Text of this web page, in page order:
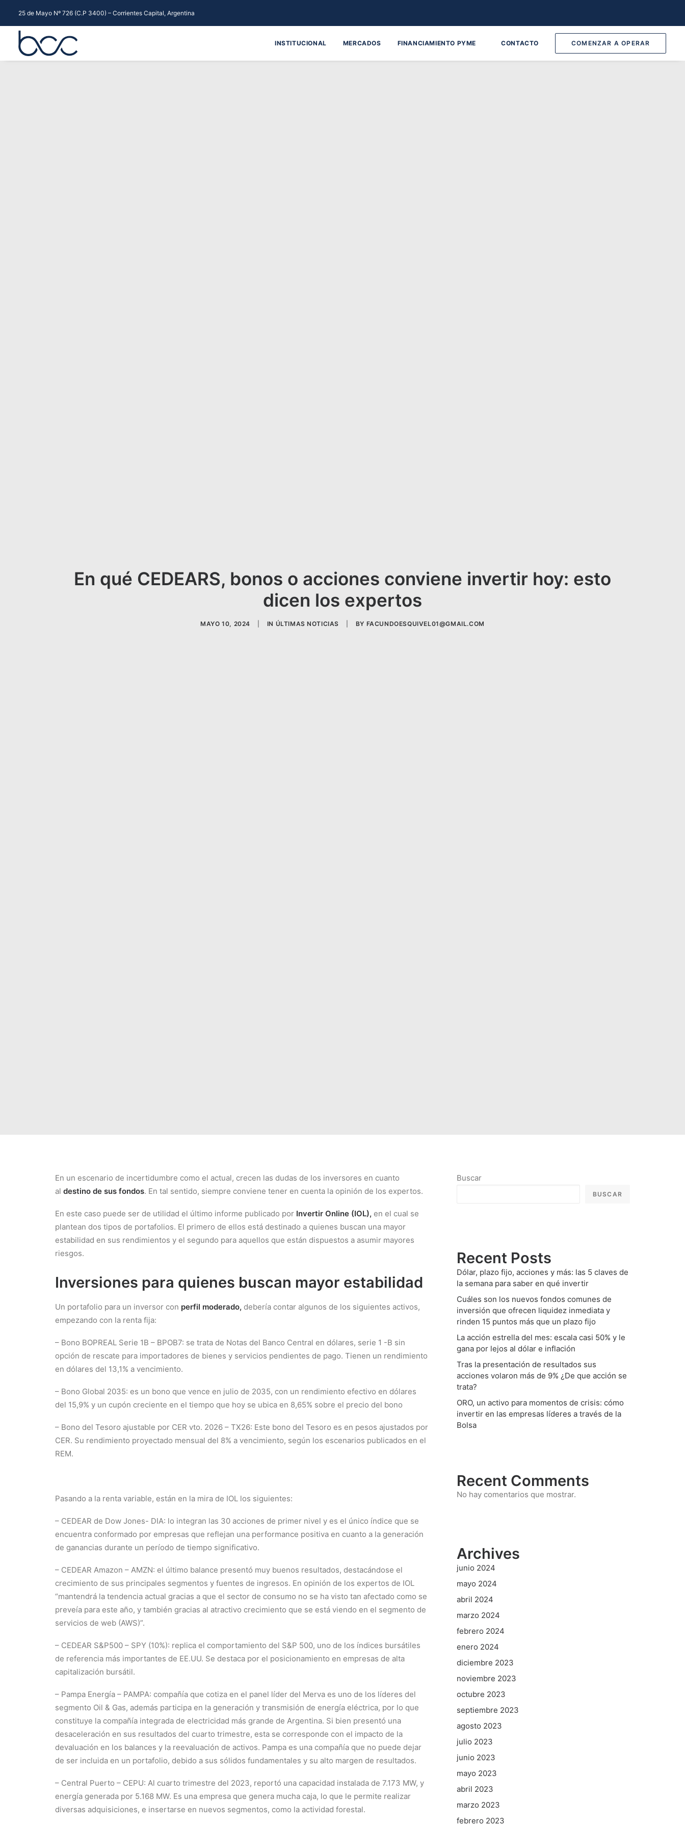
25 de Mayo Nº 726 (C.P 3400) – Corrientes Capital, Argentina
INSTITUCIONAL MERCADOS FINANCIAMIENTO PYME CONTACTO COMENZAR A OPERAR
En qué CEDEARS, bonos o acciones conviene invertir hoy: esto
dicen los expertos
MAYO 10, 2024 IN ÚLTIMAS NOTICIAS BY FACUNDOESQUIVEL01@GMAIL.COM
En un escenario de incertidumbre como el actual, crecen las dudas de los inversores en cuanto
al destino de sus fondos. En tal sentido, siempre conviene tener en cuenta la opinión de los expertos.
En este caso puede ser de utilidad el último informe publicado por Invertir Online (IOL), en el cual se
plantean dos tipos de portafolios. El primero de ellos está destinado a quienes buscan una mayor
estabilidad en sus rendimientos y el segundo para aquellos que están dispuestos a asumir mayores
riesgos.
Inversiones para quienes buscan mayor estabilidad
Un portafolio para un inversor con perfil moderado, debería contar algunos de los siguientes activos,
empezando con la renta fija:
– Bono BOPREAL Serie 1B – BPOB7: se trata de Notas del Banco Central en dólares, serie 1 -B sin
opción de rescate para importadores de bienes y servicios pendientes de pago. Tienen un rendimiento
en dólares del 13,1% a vencimiento.
– Bono Global 2035: es un bono que vence en julio de 2035, con un rendimiento efectivo en dólares
del 15,9% y un cupón creciente en el tiempo que hoy se ubica en 8,65% sobre el precio del bono
– Bono del Tesoro ajustable por CER vto. 2026 – TX26: Este bono del Tesoro es en pesos ajustados por
CER. Su rendimiento proyectado mensual del 8% a vencimiento, según los escenarios publicados en el
REM.
Pasando a la renta variable, están en la mira de IOL los siguientes:
– CEDEAR de Dow Jones- DIA: lo integran las 30 acciones de primer nivel y es el único índice que se
encuentra conformado por empresas que reflejan una performance positiva en cuanto a la generación
de ganancias durante un período de tiempo significativo.
– CEDEAR Amazon – AMZN: el último balance presentó muy buenos resultados, destacándose el
crecimiento de sus principales segmentos y fuentes de ingresos. En opinión de los expertos de IOL
“mantendrá la tendencia actual gracias a que el sector de consumo no se ha visto tan afectado como se
preveía para este año, y también gracias al atractivo crecimiento que se está viendo en el segmento de
servicios de web (AWS)”.
– CEDEAR S&P500 – SPY (10%): replica el comportamiento del S&P 500, uno de los índices bursátiles
de referencia más importantes de EE.UU. Se destaca por el posicionamiento en empresas de alta
capitalización bursátil.
– Pampa Energía – PAMPA: compañía que cotiza en el panel líder del Merva es uno de los líderes del
segmento Oil & Gas, además participa en la generación y transmisión de energía eléctrica, por lo que
constituye la compañía integrada de electricidad más grande de Argentina. Si bien presentó una
desaceleración en sus resultados del cuarto trimestre, esta se corresponde con el impacto de la
devaluación en los balances y la reevaluación de activos. Pampa es una compañía que no puede dejar
de ser incluida en un portafolio, debido a sus sólidos fundamentales y su alto margen de resultados.
– Central Puerto – CEPU: Al cuarto trimestre del 2023, reportó una capacidad instalada de 7.173 MW, y
energía generada por 5.168 MW. Es una empresa que genera mucha caja, lo que le permite realizar
diversas adquisiciones, e insertarse en nuevos segmentos, como la actividad forestal.
Buscar
BUSCAR
Recent Posts
Dólar, plazo fijo, acciones y más: las 5 claves de
la semana para saber en qué invertir
Cuáles son los nuevos fondos comunes de
inversión que ofrecen liquidez inmediata y
rinden 15 puntos más que un plazo fijo
La acción estrella del mes: escala casi 50% y le
gana por lejos al dólar e inflación
Tras la presentación de resultados sus
acciones volaron más de 9% ¿De que acción se
trata?
ORO, un activo para momentos de crisis: cómo
invertir en las empresas líderes a través de la
Bolsa
Recent Comments
No hay comentarios que mostrar.
Archives
junio 2024
mayo 2024
abril 2024
marzo 2024
febrero 2024
enero 2024
diciembre 2023
noviembre 2023
octubre 2023
septiembre 2023
agosto 2023
julio 2023
junio 2023
mayo 2023
abril 2023
marzo 2023
febrero 2023